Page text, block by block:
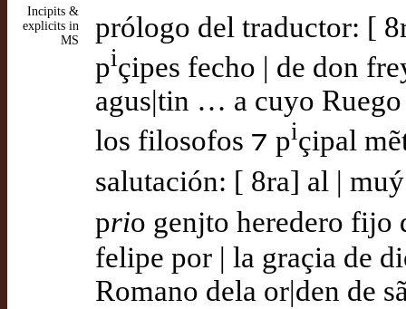
Incipits &
explicits in
MS
prólogo del traductor: [
piçipes fecho | de don
agus|tin … a cuyo Ruego
los filosofos ⁊ piçipal
salutación: [ 8ra] al |
prio genjto heredero fijo
felipe por | la graçia de
Romano dela or|den de